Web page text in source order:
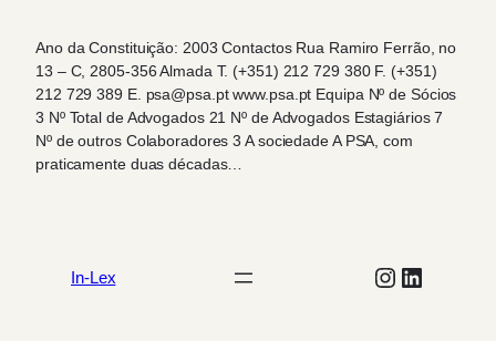
Ano da Constituição: 2003 Contactos Rua Ramiro Ferrão, no
13 – C, 2805-356 Almada T. (+351) 212 729 380 F. (+351)
212 729 389 E. psa@psa.pt www.psa.pt Equipa Nº de Sócios
3 Nº Total de Advogados 21 Nº de Advogados Estagiários 7
Nº de outros Colaboradores 3 A sociedade A PSA, com
praticamente duas décadas…
In-Lex Instagram
LinkedIn